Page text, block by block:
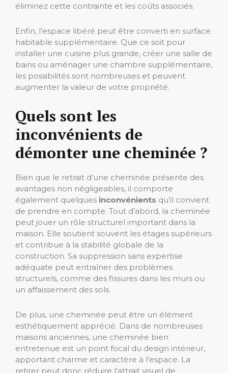
éliminez cette contrainte et les coûts associés.
Enfin, l’espace libéré peut être converti en surface
habitable supplémentaire. Que ce soit pour
installer une cuisine plus grande, créer une salle de
bains ou aménager une chambre supplémentaire,
les possibilités sont nombreuses et peuvent
augmenter la valeur de votre propriété.
Quels sont les
inconvénients de
démonter une cheminée ?
Bien que le retrait d’une cheminée présente des
avantages non négligeables, il comporte
également quelques inconvénients qu’il convient
de prendre en compte. Tout d’abord, la cheminée
peut jouer un rôle structurel important dans la
maison. Elle soutient souvent les étages supérieurs
et contribue à la stabilité globale de la
construction. Sa suppression sans expertise
adéquate peut entraîner des problèmes
structurels, comme des fissures dans les murs ou
un affaissement des sols.
De plus, une cheminée peut être un élément
esthétiquement apprécié. Dans de nombreuses
maisons anciennes, une cheminée bien
entretenue est un point focal du design intérieur,
apportant charme et caractère à l’espace. La
retirer peut donc réduire l’attrait visuel de